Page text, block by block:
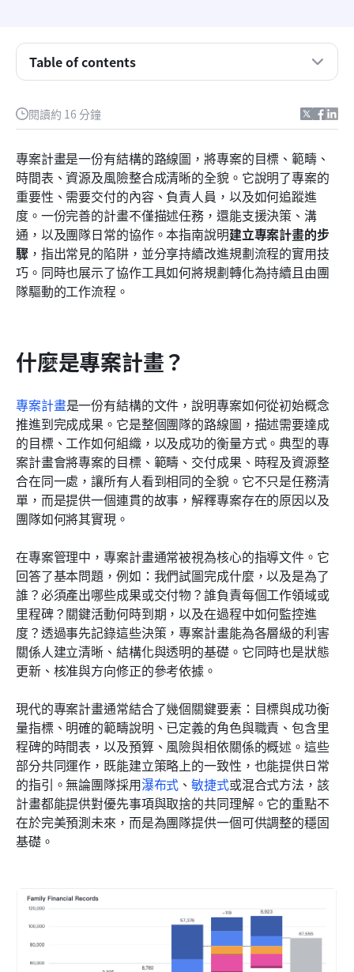
閱讀約 16 分鐘
專案計畫是一份有結構的路線圖，將專案的目標、範疇、
時間表、資源及風險整合成清晰的全貌。它說明了專案的
重要性、需要交付的內容、負責人員，以及如何追蹤進
度。一份完善的計畫不僅描述任務，還能支援決策、溝
通，以及團隊日常的協作。本指南說明建立專案計畫的步
驟，指出常見的陷阱，並分享持續改進規劃流程的實用技
巧。同時也展示了協作工具如何將規劃轉化為持續且由團
隊驅動的工作流程。
什麼是專案計畫？
專案計畫是一份有結構的文件，說明專案如何從初始概念
推進到完成成果。它是整個團隊的路線圖，描述需要達成
的目標、工作如何組織，以及成功的衡量方式。典型的專
案計畫會將專案的目標、範疇、交付成果、時程及資源整
合在同一處，讓所有人看到相同的全貌。它不只是任務清
單，而是提供一個連貫的故事，解釋專案存在的原因以及
團隊如何將其實現。
在專案管理中，專案計畫通常被視為核心的指導文件。它
回答了基本問題，例如：我們試圖完成什麼，以及是為了
誰？必須產出哪些成果或交付物？誰負責每個工作領域或
里程碑？關鍵活動何時到期，以及在過程中如何監控進
度？透過事先記錄這些決策，專案計畫能為各層級的利害
關係人建立清晰、結構化與透明的基礎。它同時也是狀態
更新、核准與方向修正的參考依據。
現代的專案計畫通常結合了幾個關鍵要素：目標與成功衡
量指標、明確的範疇說明、已定義的角色與職責、包含里
程碑的時間表，以及預算、風險與相依關係的概述。這些
部分共同運作，既能建立策略上的一致性，也能提供日常
的指引。無論團隊採用瀑布式 、敏捷式或混合式方法，該
計畫都能提供對優先事項與取捨的共同理解。它的重點不
在於完美預測未來，而是為團隊提供一個可供調整的穩固
基礎。
Table of contents
為什麼專案計畫對專案管理很重要？
現代專案計畫的關鍵組成部分
逐步建立專案計畫
Lark 如何支援協作式專案規劃
建立專案計畫時的提示與常見陷阱
結論
常見問題
相關閱讀